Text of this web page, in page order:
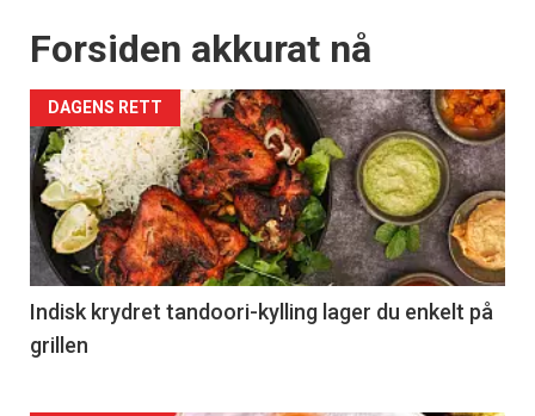
Forsiden akkurat nå
DAGENS RETT
Indisk krydret tandoori-kylling lager du enkelt på
grillen